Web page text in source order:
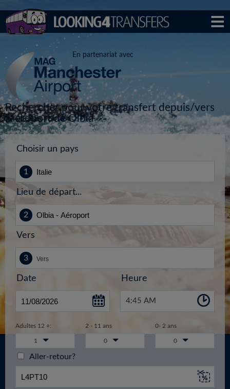
En partenariat avec
Rechercher pour votre transfert depuis/vers
l'aéroport de Olbia
Choisir un pays
Lieu de départ...
Vers
Date Heure
4:45 AM
Adultes 12 +: 2 - 11 ans 0- 2 ans
1 0 0
Aller-retour?